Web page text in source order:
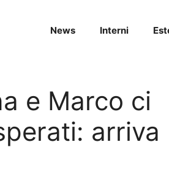
News Interni
e Marco ci
arriva